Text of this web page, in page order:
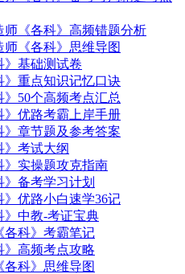
师《各科》高频错题分析
师《各科》思维导图
》基础测试卷
》重点知识记忆口诀
》50个高频考点汇总
》优路考霸上岸手册
》章节题及参考答案
》考试大纲
》实操题攻克指南
》备考学习计划
》优路小白速学36记
》中教-考证宝典
各科》考霸笔记
》高频考点攻略
各科》思维导图